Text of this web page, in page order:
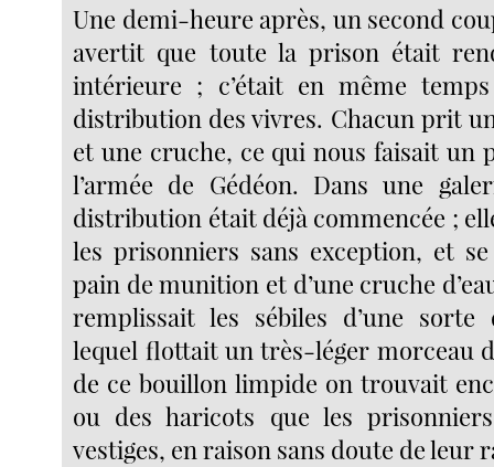
Une demi-heure après, un second
avertit que toute la prison était
intérieure ; c’était en même
distribution des vivres. Chacun prit
et une cruche, ce qui nous faisait un
l’armée de Gédéon. Dans une
distribution était déjà commencée ;
les prisonniers sans exception, et
pain de munition et d’une cruche
remplissait les sébiles d’une
lequel flottait un très-léger morceau
de ce bouillon limpide on trouvait
ou des haricots que les
vestiges, en raison sans doute de leur